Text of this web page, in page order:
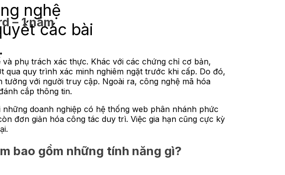
nghệ
các bài
– 1 năm
và phụ trách xác thực. Khác với các chứng chỉ cơ bản,
qua quy trình xác minh nghiêm ngặt trước khi cấp. Do đó,
tưởng với người truy cập. Ngoài ra, công nghệ mã hóa
cắp thông tin.
doanh nghiệp có hệ thống web phân nhánh phức
đơn giản hóa công tác duy trì. Việc gia hạn cũng cực kỳ
bao gồm những tính năng gì?